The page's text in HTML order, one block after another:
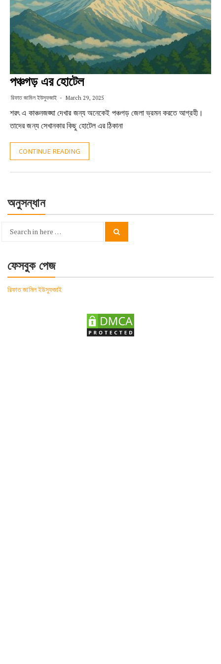
পঞ্চগড় এর হোটেল
রিফাত জামিল ইউসুফজাই March 29, 2025
শরৎ এ কাঞ্চনজঙ্ঘা দেখার জন্য অনেকেই পঞ্চগড় জেলা ভ্রমন করতে আগ্রহী।
তাদের জন্য সেখানকার কিছু হোটেল এর ঠিকানা
CONTINUE READING
অনুসন্ধান
Search
ফেসবুক পেজ
রিফাত জামিল ইউসুফজাই